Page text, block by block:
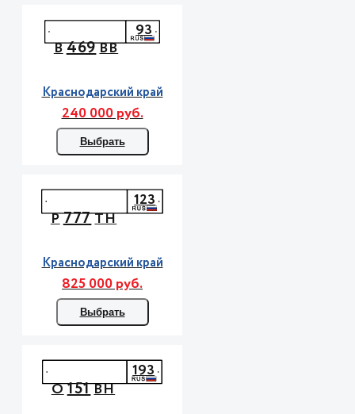
В469ВВ
93
Краснодарский край
240 000 руб.
Выбрать
Р777ТН
123
Краснодарский край
825 000 руб.
Выбрать
О151ВН
193